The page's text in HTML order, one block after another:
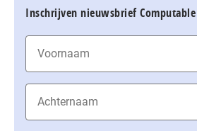
Inschrijven nieuwsbrief Computable